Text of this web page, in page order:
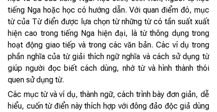
tiếng Nga hoặc học có hướng dẫn. Với quan điểm đó, mục
từ của Từ điển được lựa chọn từ những từ có tần suất xuất
hiện cao trong tiếng Nga hiện đại, là từ thông dụng trong
hoạt động giao tiếp và trong các văn bản. Các ví dụ trong
phần nghĩa của từ giải thích ngữ nghĩa và cách sử dụng từ
giúp người đọc biết cách dùng, nhớ từ và hình thành thói
quen sử dụng từ.
Các mục từ và ví dụ, thành ngữ, cách trình bày đơn giản, dễ
hiểu, cuốn từ điển này thích hợp với đông đảo độc giả dùng